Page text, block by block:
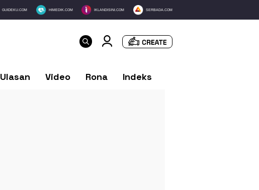
GUIDEKU.COM HIMEDIK.COM IKLANDISINI.COM SERBADA.COM
Ulasan Video Rona Indeks